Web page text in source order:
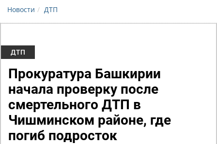
Новости ДТП
ДТП
Прокуратура Башкирии
начала проверку после
смертельного ДТП в
Чишминском районе, где
погиб подросток